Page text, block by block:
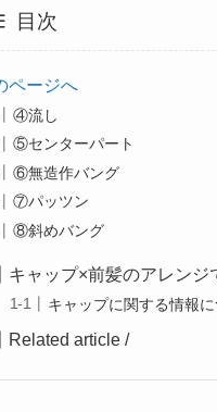
目次
ページへ
④流し
⑤センターパート
⑥無造作バング
⑦パッツン
⑧斜めバング
キャップ×前髪のアレンジ
キャップに関する情報
Related article /